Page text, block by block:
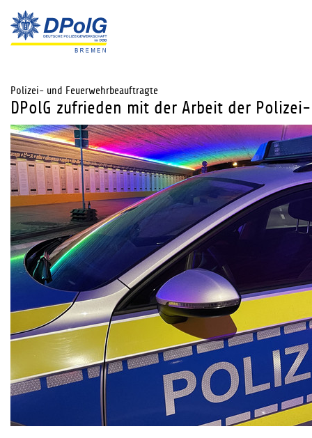
Polizei- und Feuerwehrbeauftragte
DPolG zufrieden mit der Arbeit der